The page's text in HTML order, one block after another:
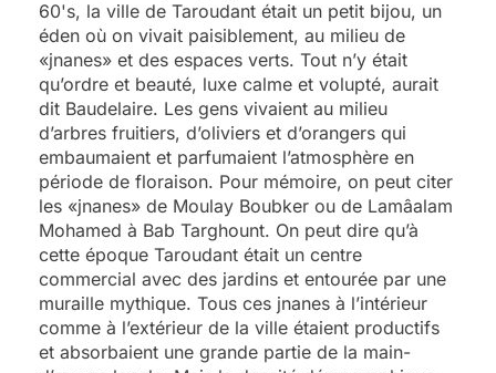
60's, la ville de Taroudant était un petit bijou, un
éden où on vivait paisiblement, au milieu de
«jnanes» et des espaces verts. Tout n’y était
qu’ordre et beauté, luxe calme et volupté, aurait
dit Baudelaire. Les gens vivaient au milieu
d’arbres fruitiers, d’oliviers et d’orangers qui
embaumaient et parfumaient l’atmosphère en
période de floraison. Pour mémoire, on peut citer
les «jnanes» de Moulay Boubker ou de Lamâalam
Mohamed à Bab Targhount. On peut dire qu’à
cette époque Taroudant était un centre
commercial avec des jardins et entourée par une
muraille mythique. Tous ces jnanes à l’intérieur
comme à l’extérieur de la ville étaient productifs
et absorbaient une grande partie de la main-